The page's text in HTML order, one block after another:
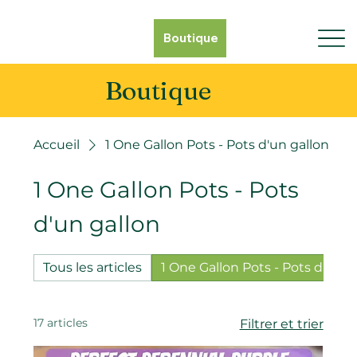
Boutique
Boutique
Accueil 1 One Gallon Pots - Pots d'un gallon
1 One Gallon Pots - Pots
d'un gallon
Tous les articles 1 One Gallon Pots - Pots d'un
17 articles Filtrer et trier